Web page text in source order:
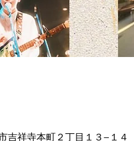
祥寺本町２丁目１３−１４